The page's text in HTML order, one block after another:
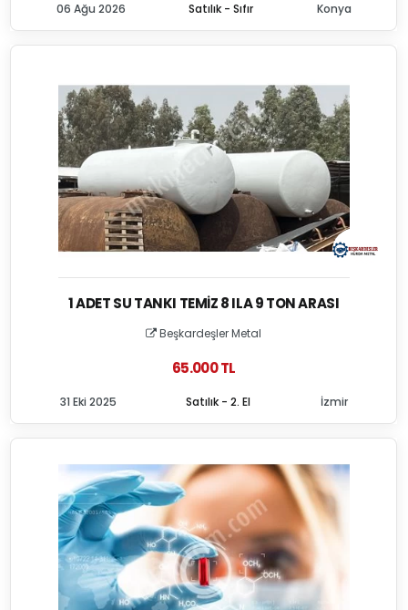
Satılık - Sıfır
06 Ağu 2026 Konya
1 ADET SU TANKI TEMIZ 8 ILA 9 TON ARASI
Beşkardeşler Metal
65.000 TL
Satılık - 2. El
31 Eki 2025 İzmir